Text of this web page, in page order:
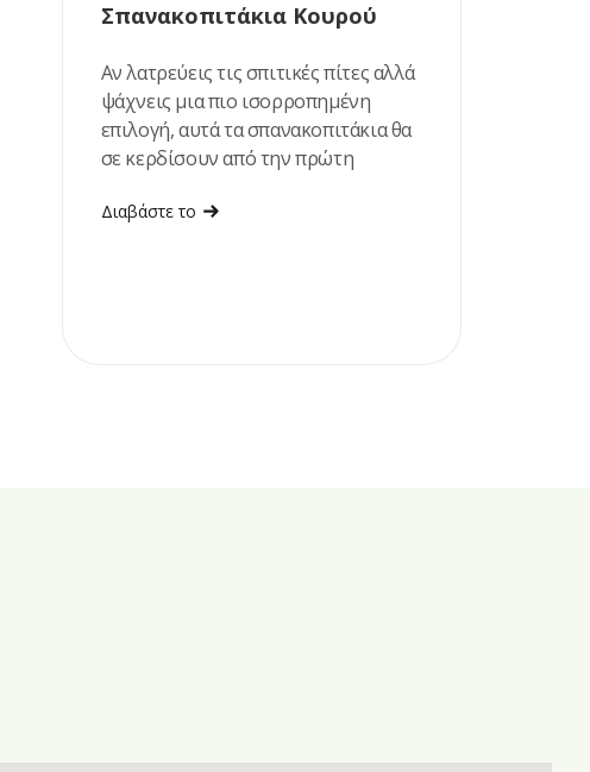
Σπανακοπιτάκια Κουρού
Αν λατρεύεις τις σπιτικές πίτες αλλά
ψάχνεις μια πιο ισορροπημένη
επιλογή, αυτά τα σπανακοπιτάκια θα
σε κερδίσουν από την πρώτη
Διαβάστε το